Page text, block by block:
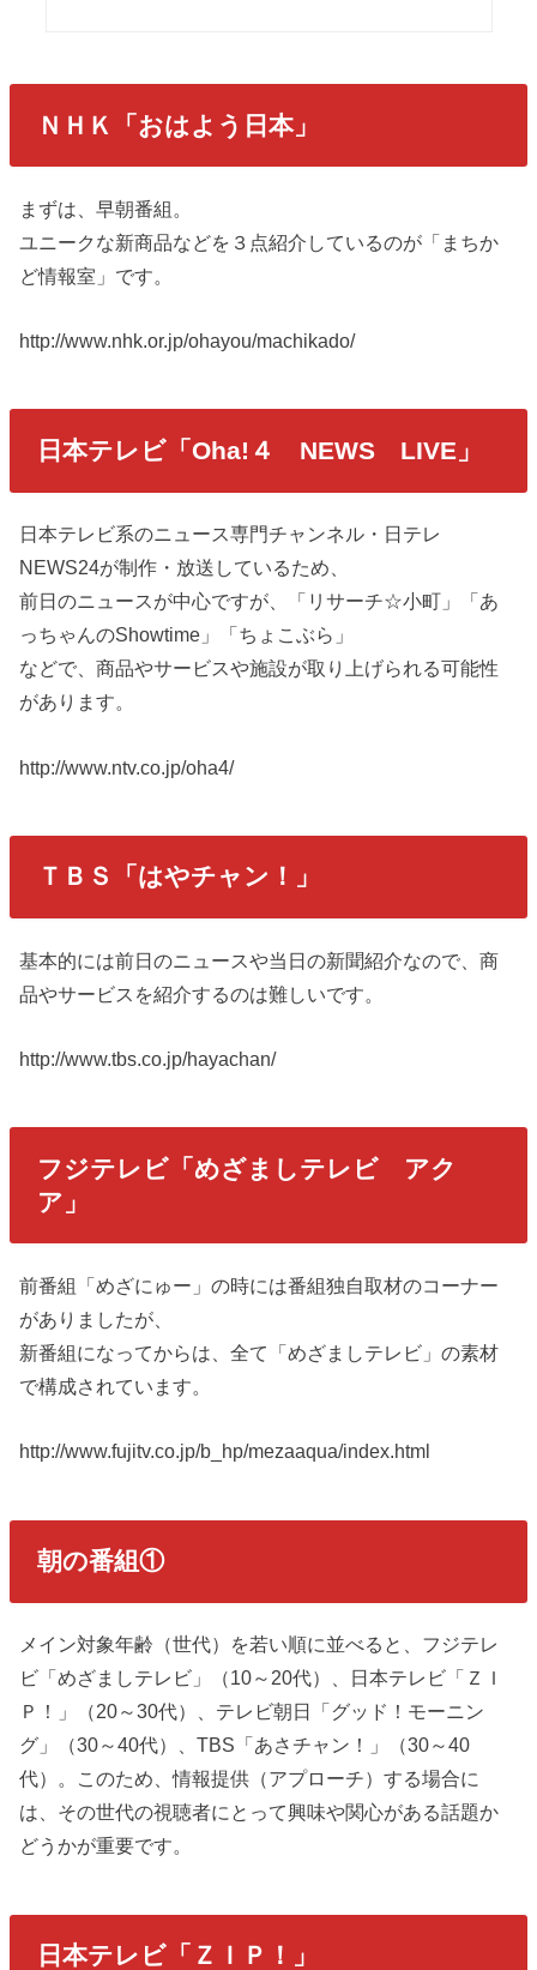
ＮＨＫ「おはよう日本」
まずは、早朝番組。
ユニークな新商品などを３点紹介しているのが「まちか
ど情報室」です。
http://www.nhk.or.jp/ohayou/machikado/
日本テレビ「Oha!４ NEWS LIVE」
日本テレビ系のニュース専門チャンネル・日テレ
NEWS24が制作・放送しているため、
前日のニュースが中心ですが、「リサーチ☆小町」「あ
っちゃんのShowtime」「ちょこぶら」
などで、商品やサービスや施設が取り上げられる可能性
があります。
http://www.ntv.co.jp/oha4/
ＴＢＳ「はやチャン！」
基本的には前日のニュースや当日の新聞紹介なので、商
品やサービスを紹介するのは難しいです。
http://www.tbs.co.jp/hayachan/
フジテレビ「めざましテレビ アク
ア」
前番組「めざにゅー」の時には番組独自取材のコーナー
がありましたが、
新番組になってからは、全て「めざましテレビ」の素材
で構成されています。
http://www.fujitv.co.jp/b_hp/mezaaqua/index.html
朝の番組①
メイン対象年齢（世代）を若い順に並べると、フジテレ
ビ「めざましテレビ」（10～20代）、日本テレビ「ＺＩ
Ｐ！」（20～30代）、テレビ朝日「グッド！モーニン
グ」（30～40代）、TBS「あさチャン！」（30～40
代）。このため、情報提供（アプローチ）する場合に
は、その世代の視聴者にとって興味や関心がある話題か
どうかが重要です。
日本テレビ「ＺＩＰ！」